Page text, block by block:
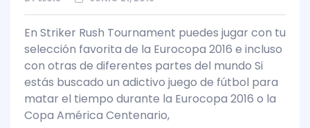
En Striker Rush Tournament puedes jugar con tu
selección favorita de la Eurocopa 2016 e incluso
con otras de diferentes partes del mundo Si
estás buscado un adictivo juego de fútbol para
matar el tiempo durante la Eurocopa 2016 o la
Copa América Centenario,